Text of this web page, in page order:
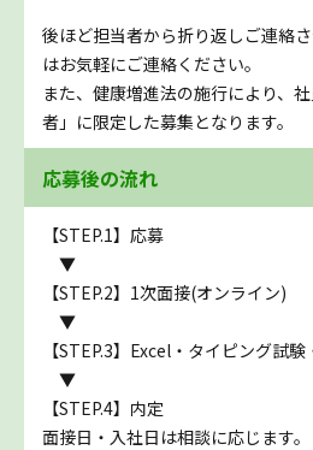
後ほど担当者から折り返しご連絡
はお気軽にご連絡ください。
また、健康増進法の施行により、
者」に限定した募集となります。
応募後の流れ
【STEP.1】応募
▼
【STEP.2】1次面接(オンライン)
▼
【STEP.3】Excel・タイピング試
▼
【STEP.4】内定
面接日・入社日は相談に応じます。